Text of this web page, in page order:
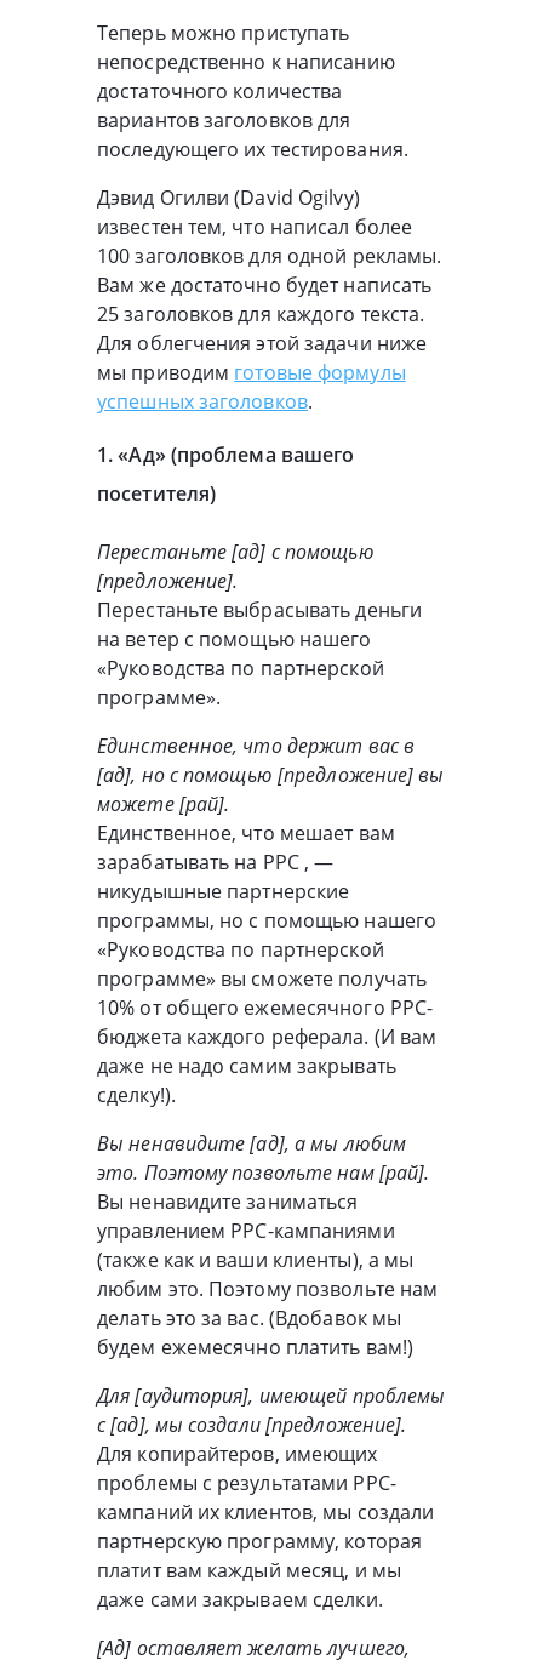
Теперь можно приступать
непосредственно к написанию
достаточного количества
вариантов заголовков для
последующего их тестирования.
Дэвид Огилви (David Ogilvy)
известен тем, что написал более
100 заголовков для одной рекламы.
Вам же достаточно будет написать
25 заголовков для каждого текста.
Для облегчения этой задачи ниже
мы приводим готовые формулы
успешных заголовков.
1. «Ад» (проблема вашего
посетителя)
Перестаньте [ад] с помощью
[предложение].
Перестаньте выбрасывать деньги
на ветер с помощью нашего
«Руководства по партнерской
программе».
Единственное, что держит вас в
[ад], но с помощью [предложение] вы
можете [рай].
Единственное, что мешает вам
зарабатывать на PPC , —
никудышные партнерские
программы, но с помощью нашего
«Руководства по партнерской
программе» вы сможете получать
10% от общего ежемесячного PPC-
бюджета каждого реферала. (И вам
даже не надо самим закрывать
сделку!).
Вы ненавидите [ад], а мы любим
это. Поэтому позвольте нам [рай].
Вы ненавидите заниматься
управлением PPC-кампаниями
(также как и ваши клиенты), а мы
любим это. Поэтому позвольте нам
делать это за вас. (Вдобавок мы
будем ежемесячно платить вам!)
Для [аудитория], имеющей проблемы
с [ад], мы создали [предложение].
Для копирайтеров, имеющих
проблемы с результатами PPC-
кампаний их клиентов, мы создали
партнерскую программу, которая
платит вам каждый месяц, и мы
даже сами закрываем сделки.
[Ад] оставляет желать лучшего,